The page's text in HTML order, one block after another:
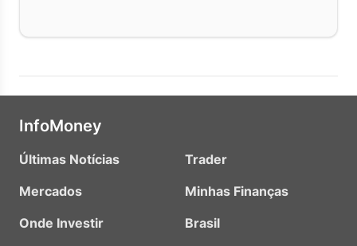
InfoMoney
Últimas Notícias
Mercados
Onde Investir
Trader
Minhas Finanças
Brasil